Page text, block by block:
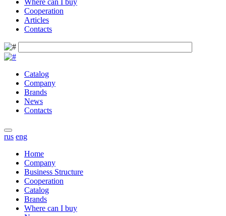
Where can I buy
Cooperation
Articles
Contacts
Catalog
Company
Brands
News
Contacts
rus eng
Home
Company
Business Structure
Cooperation
Catalog
Brands
Where can I buy